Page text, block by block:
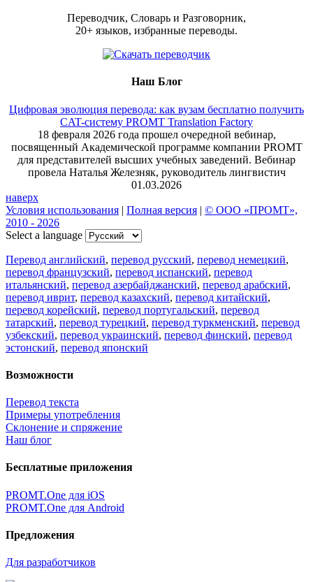
Переводчик, Словарь и Разговорник,
20+ языков, избранные переводы.
Наш Блог
Цифровая эволюция перевода: как вузам бесплатно получить
CAT-систему PROMT Translation Factory
18 февраля 2026 года прошел очередной вебинар,
посвященный Академической программе компании PROMT
для представителей высших учебных заведений. Вебинар
провела Наталья Железняк, руководитель лингвистич
01.03.2026
наверх
Условия использования | Полная версия | © ООО «ПРОМТ»,
2010 - 2026
Select a language
Перевод английский, перевод русский, перевод немецкий,
перевод французский, перевод испанский, перевод
итальянский, перевод азербайджанский, перевод арабский,
перевод иврит, перевод казахский, перевод китайский,
перевод корейский, перевод португальский, перевод
татарский, перевод турецкий, перевод туркменский, перевод
узбекский, перевод украинский, перевод финский, перевод
эстонский, перевод японский
Возможности
Перевод текста
Примеры употребления
Склонение и спряжение
Наш блог
Бесплатные приложения
PROMT.One для iOS
PROMT.One для Android
Предложения
Для разработчиков